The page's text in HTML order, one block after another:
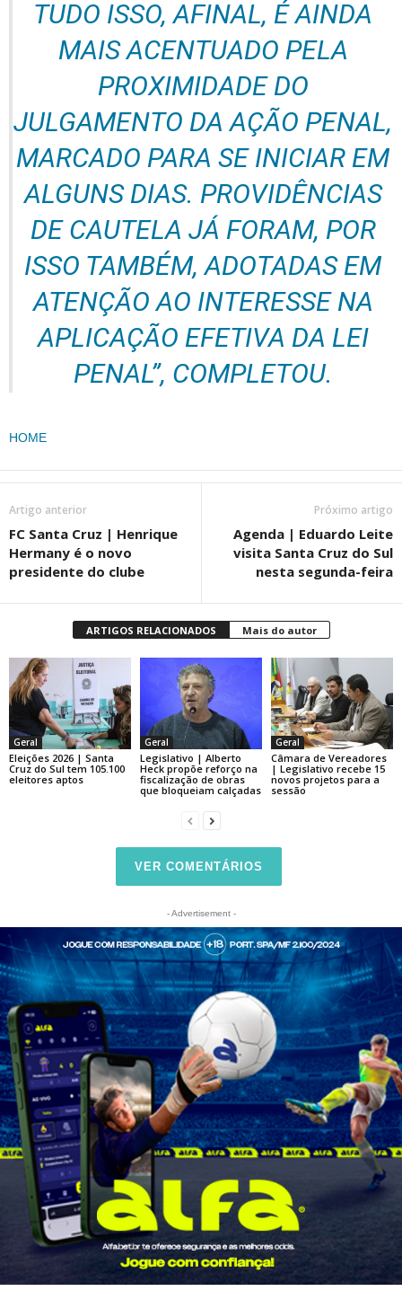
TUDO ISSO, AFINAL, É AINDA
MAIS ACENTUADO PELA
PROXIMIDADE DO
JULGAMENTO DA AÇÃO PENAL,
MARCADO PARA SE INICIAR EM
ALGUNS DIAS. PROVIDÊNCIAS
DE CAUTELA JÁ FORAM, POR
ISSO TAMBÉM, ADOTADAS EM
ATENÇÃO AO INTERESSE NA
APLICAÇÃO EFETIVA DA LEI
PENAL”, COMPLETOU.
HOME
Artigo anterior
FC Santa Cruz | Henrique
Hermany é o novo
presidente do clube
Próximo artigo
Agenda | Eduardo Leite
visita Santa Cruz do Sul
nesta segunda-feira
ARTIGOS RELACIONADOS Mais do autor
Geral
Eleições 2026 | Santa
Cruz do Sul tem 105.100
eleitores aptos
Geral
Legislativo | Alberto
Heck propõe reforço na
fiscalização de obras
que bloqueiam calçadas
Geral
Câmara de Vereadores
| Legislativo recebe 15
novos projetos para a
sessão
VER COMENTÁRIOS
- Advertisement -